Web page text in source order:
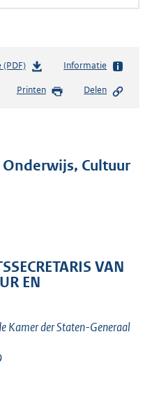
b
s
s
e
:
K
Informatie
Printen Delen
Cultuur
VAN
EN
Kamer der Staten-Generaal